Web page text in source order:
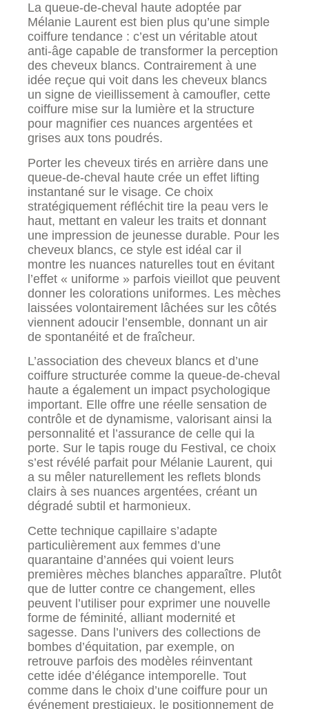
La queue-de-cheval haute adoptée par
Mélanie Laurent est bien plus qu’une simple
coiffure tendance : c’est un véritable atout
anti-âge capable de transformer la perception
des cheveux blancs. Contrairement à une
idée reçue qui voit dans les cheveux blancs
un signe de vieillissement à camoufler, cette
coiffure mise sur la lumière et la structure
pour magnifier ces nuances argentées et
grises aux tons poudrés.
Porter les cheveux tirés en arrière dans une
queue-de-cheval haute crée un effet lifting
instantané sur le visage. Ce choix
stratégiquement réfléchit tire la peau vers le
haut, mettant en valeur les traits et donnant
une impression de jeunesse durable. Pour les
cheveux blancs, ce style est idéal car il
montre les nuances naturelles tout en évitant
l’effet « uniforme » parfois vieillot que peuvent
donner les colorations uniformes. Les mèches
laissées volontairement lâchées sur les côtés
viennent adoucir l’ensemble, donnant un air
de spontanéité et de fraîcheur.
L’association des cheveux blancs et d’une
coiffure structurée comme la queue-de-cheval
haute a également un impact psychologique
important. Elle offre une réelle sensation de
contrôle et de dynamisme, valorisant ainsi la
personnalité et l’assurance de celle qui la
porte. Sur le tapis rouge du Festival, ce choix
s’est révélé parfait pour Mélanie Laurent, qui
a su mêler naturellement les reflets blonds
clairs à ses nuances argentées, créant un
dégradé subtil et harmonieux.
Cette technique capillaire s’adapte
particulièrement aux femmes d’une
quarantaine d’années qui voient leurs
premières mèches blanches apparaître. Plutôt
que de lutter contre ce changement, elles
peuvent l’utiliser pour exprimer une nouvelle
forme de féminité, alliant modernité et
sagesse. Dans l’univers des collections de
bombes d’équitation, par exemple, on
retrouve parfois des modèles réinventant
cette idée d’élégance intemporelle. Tout
comme dans le choix d’une coiffure pour un
événement prestigieux, le positionnement de